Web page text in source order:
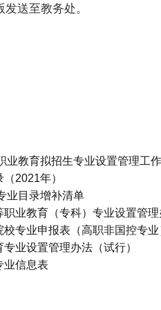
送至教务处。
业教育拟招生专业设置管理工
2021年）
业目录增补清单
职业教育（专科）专业设置管
专业申报表（高职非国控专业
业设置管理办法（试行）
业信息表